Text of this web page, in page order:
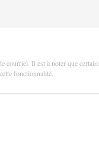
courriel. Il est à noter que
fonctionnalité.